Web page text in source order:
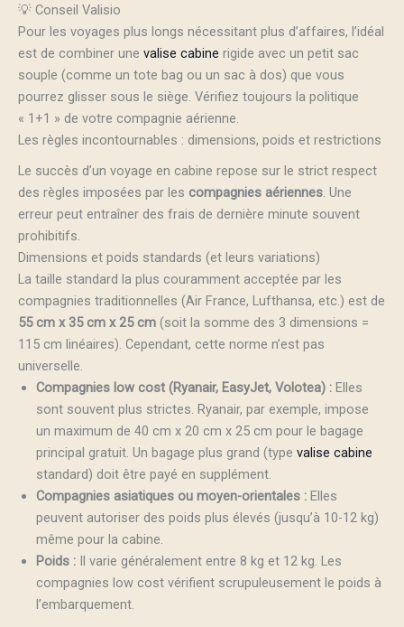
💡 Conseil Valisio
Pour les voyages plus longs nécessitant plus d’affaires, l’idéal
est de combiner une valise cabine rigide avec un petit sac
souple (comme un tote bag ou un sac à dos) que vous
pourrez glisser sous le siège. Vérifiez toujours la politique
« 1+1 » de votre compagnie aérienne.
Les règles incontournables : dimensions, poids et restrictions
Le succès d’un voyage en cabine repose sur le strict respect
des règles imposées par les compagnies aériennes. Une
erreur peut entraîner des frais de dernière minute souvent
prohibitifs.
Dimensions et poids standards (et leurs variations)
La taille standard la plus couramment acceptée par les
compagnies traditionnelles (Air France, Lufthansa, etc.) est de
55 cm x 35 cm x 25 cm (soit la somme des 3 dimensions =
115 cm linéaires). Cependant, cette norme n’est pas
universelle.
Compagnies low cost (Ryanair, EasyJet, Volotea) : Elles
sont souvent plus strictes. Ryanair, par exemple, impose
un maximum de 40 cm x 20 cm x 25 cm pour le bagage
principal gratuit. Un bagage plus grand (type valise cabine
standard) doit être payé en supplément.
Compagnies asiatiques ou moyen-orientales : Elles
peuvent autoriser des poids plus élevés (jusqu’à 10-12 kg)
même pour la cabine.
Poids : Il varie généralement entre 8 kg et 12 kg. Les
compagnies low cost vérifient scrupuleusement le poids à
l’embarquement.